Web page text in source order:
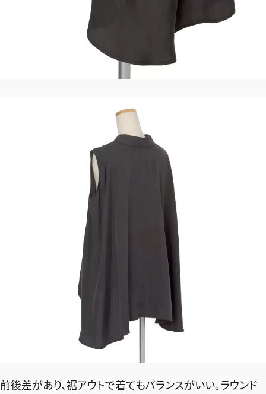
前後差があり、裾アウトで着てもバランスがいい。ラウンド